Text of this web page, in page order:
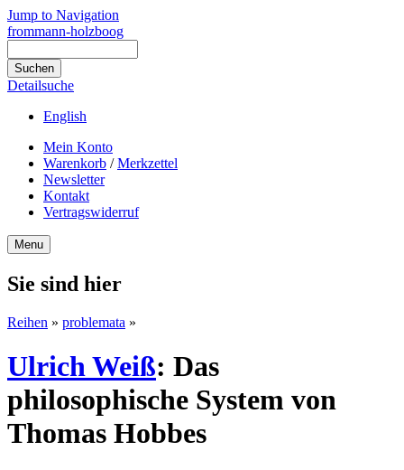
Jump to Navigation
frommann-holzboog
Detailsuche
English
Mein Konto
Warenkorb /Merkzettel
Newsletter
Kontakt
Vertragswiderruf
Menu
Sie sind hier
Reihen » problemata »
Ulrich Weiß: Das
philosophische System von
Thomas Hobbes